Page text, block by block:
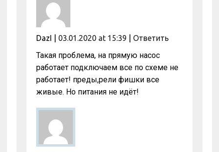
DazI 03.01.2020 at 15:39 Ответить
Такая проблема, на прямую насос
работает подключаем все по схеме не
работает! преды,рели фишки все
живые. Но питания не идёт!